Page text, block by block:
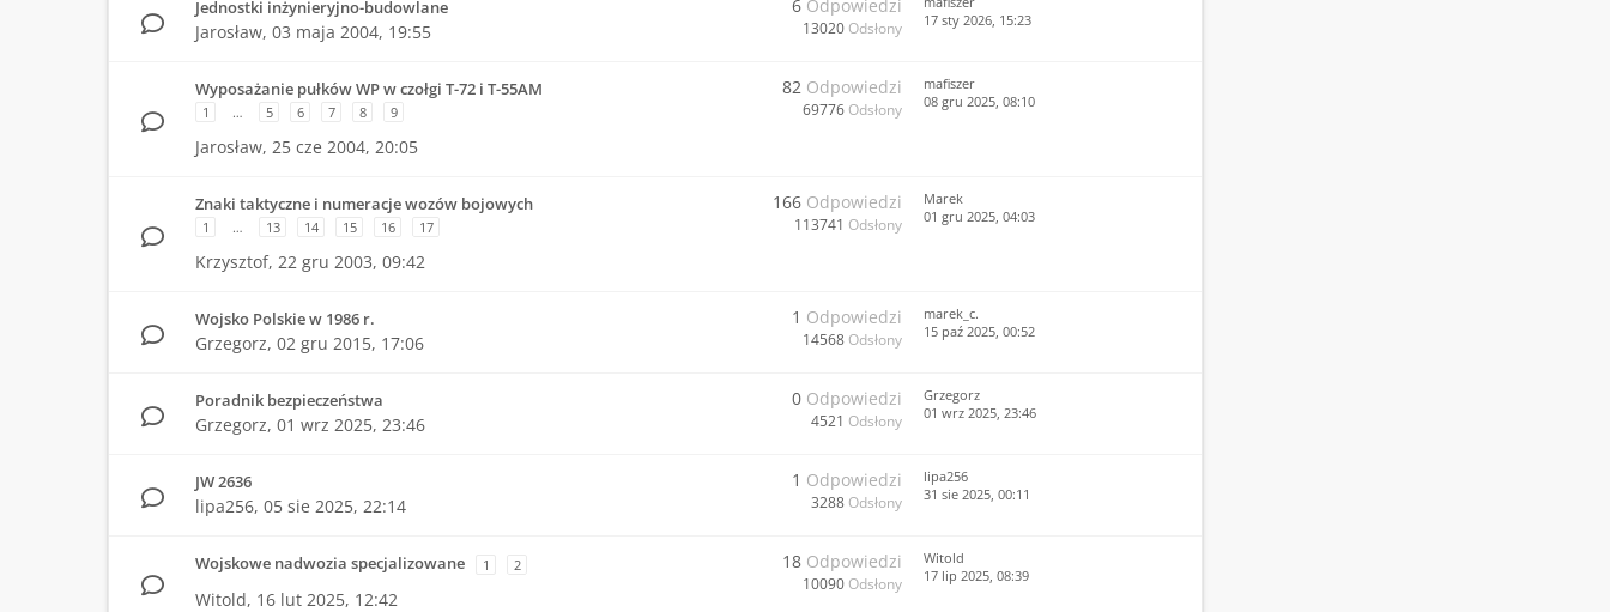
Jednostki inżynieryjno-budowlane
Jarosław, 03 maja 2004, 19:55
6 Odpowiedzi
13020 Odsłony
17 sty 2026, 15:23
Wyposażanie pułków WP w czołgi T-72 i T-55AM
1 … 5 6 7 8 9
Jarosław, 25 cze 2004, 20:05
82 Odpowiedzi
69776 Odsłony
mafiszer
08 gru 2025, 08:10
Znaki taktyczne i numeracje wozów bojowych
1 … 13 14 15 16 17
Krzysztof, 22 gru 2003, 09:42
166 Odpowiedzi
113741 Odsłony
Marek
01 gru 2025, 04:03
Wojsko Polskie w 1986 r.
Grzegorz, 02 gru 2015, 17:06
1 Odpowiedzi
14568 Odsłony
marek_c.
15 paź 2025, 00:52
Poradnik bezpieczeństwa
Grzegorz, 01 wrz 2025, 23:46
0 Odpowiedzi
4521 Odsłony
Grzegorz
01 wrz 2025, 23:46
JW 2636
lipa256, 05 sie 2025, 22:14
1 Odpowiedzi
3288 Odsłony
lipa256
31 sie 2025, 00:11
Wojskowe nadwozia specjalizowane 1 2
Witold, 16 lut 2025, 12:42
18 Odpowiedzi
10090 Odsłony
Witold
17 lip 2025, 08:39